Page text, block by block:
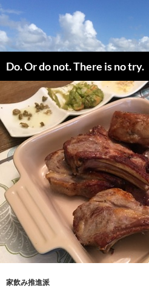
コ
ン
テ
ン
ツ
へ
キ
ッ
プ
Do. Or do not. There is no try.
索
家飲み推進派